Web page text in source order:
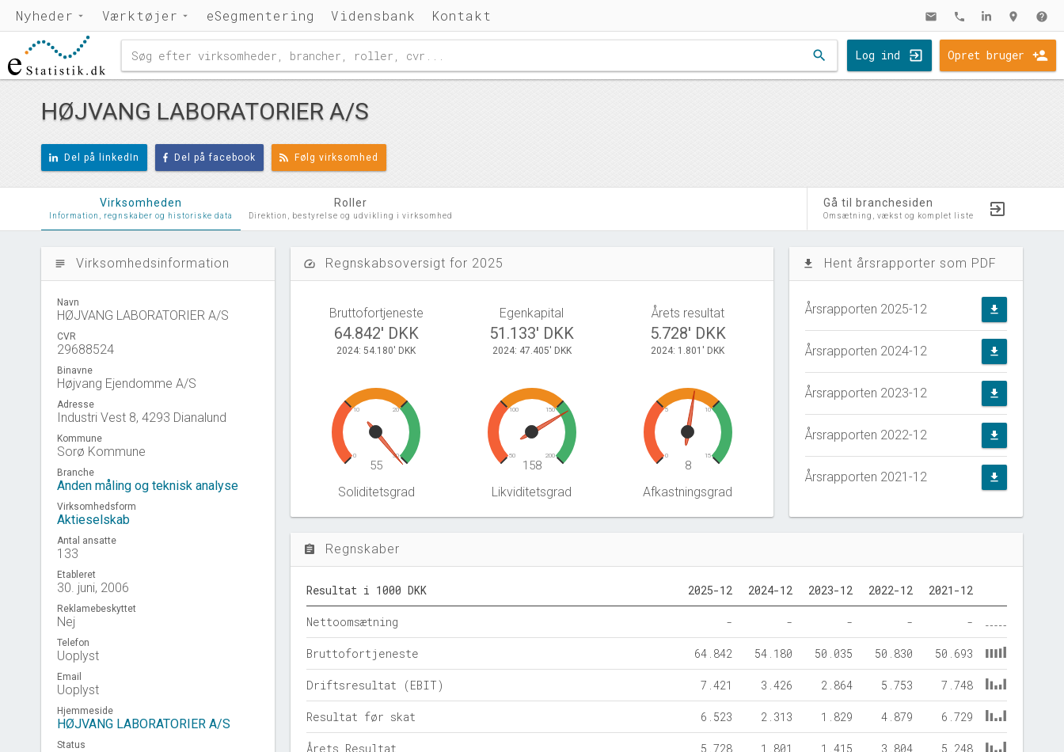
Nyheder Værktøjer eSegmentering Vidensbank Kontakt mail phone location_on help
search Log ind Opret bruger
HØJVANG LABORATORIER A/S
Del på linkedIn Del på facebook Følg virksomhed
Virksomheden
Information, regnskaber og historiske data
Roller
Direktion, bestyrelse og udvikling i virksomhed
Gå til branchesiden
Omsætning, vækst og komplet liste
subject Virksomhedsinformation
Navn
HØJVANG LABORATORIER A/S
CVR
29688524
Binavne
Højvang Ejendomme A/S
Adresse
Industri Vest 8, 4293 Dianalund
Kommune
Sorø Kommune
Branche
Anden måling og teknisk analyse
Virksomhedsform
Aktieselskab
Antal ansatte
133
Etableret
30. juni, 2006
Reklamebeskyttet
Nej
Telefon
Uoplyst
Email
Uoplyst
Hjemmeside
HØJVANG LABORATORIER A/S
Status
speed Regnskabsoversigt for 2025
Bruttofortjeneste
64.842' DKK
2024: 54.180' DKK
Egenkapital
51.133' DKK
2024: 47.405' DKK
Årets resultat
5.728' DKK
2024: 1.801' DKK
0
10 20
30
55
Soliditetsgrad
50
100 150
200
158
Likviditetsgrad
0
5 10
15
8
Afkastningsgrad
file_download Hent årsrapporter som PDF
Årsrapporten 2025-12 file_download
Årsrapporten 2024-12 file_download
Årsrapporten 2023-12 file_download
Årsrapporten 2022-12 file_download
Årsrapporten 2021-12 file_download
assignment Regnskaber
Resultat i 1000 DKK 2025-12 2024-12 2023-12 2022-12 2021-12
Nettoomsætning - - - - -
Bruttofortjeneste 64.842 54.180 50.035 50.830 50.693
Driftsresultat (EBIT) 7.421 3.426 2.864 5.753 7.748
Resultat før skat 6.523 2.313 1.829 4.879 6.729
Årets Resultat 5.728 1.801 1.415 3.804 5.248